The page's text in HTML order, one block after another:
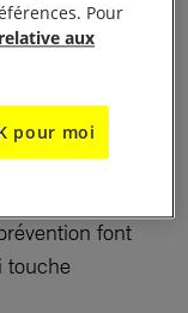
et par des
qui ont aussi
il y a plus
féminicide
font
touche
Pour
aux
pour moi